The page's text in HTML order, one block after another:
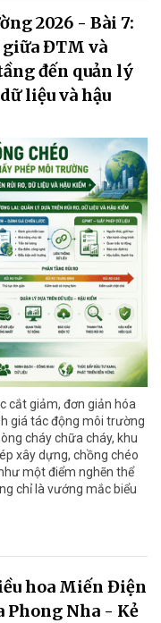
2026 - Bài 7:
giữa ĐTM và
đến quản lý
liệu và hậu
cắt giảm, đơn giản hóa
giá tác động môi trường
cháy chữa cháy, khu
xây dựng, chồng chéo
một điểm nghẽn thể
chỉ là vướng mắc biểu
hoa Miến Điện
Phong Nha - Kẻ